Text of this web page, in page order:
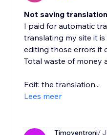
Not saving
I paid for automatic
translating my site it
editing those errors it
Total waste of money
Edit: the translation...
Lees meer
Timoventroni/